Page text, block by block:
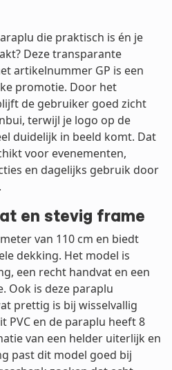
die praktisch is én je
Deze transparante
artikelnummer GP is een
promotie. Door het
de gebruiker goed zicht
terwijl je logo op de
duidelijk in beeld komt. Dat
voor evenementen,
en dagelijks gebruik door
en stevig frame
van 110 cm en biedt
dekking. Het model is
een recht handvat en een
Ook is deze paraplu
prettig is bij wisselvallig
PVC en de paraplu heeft 8
van een helder uiterlijk en
past dit model goed bij